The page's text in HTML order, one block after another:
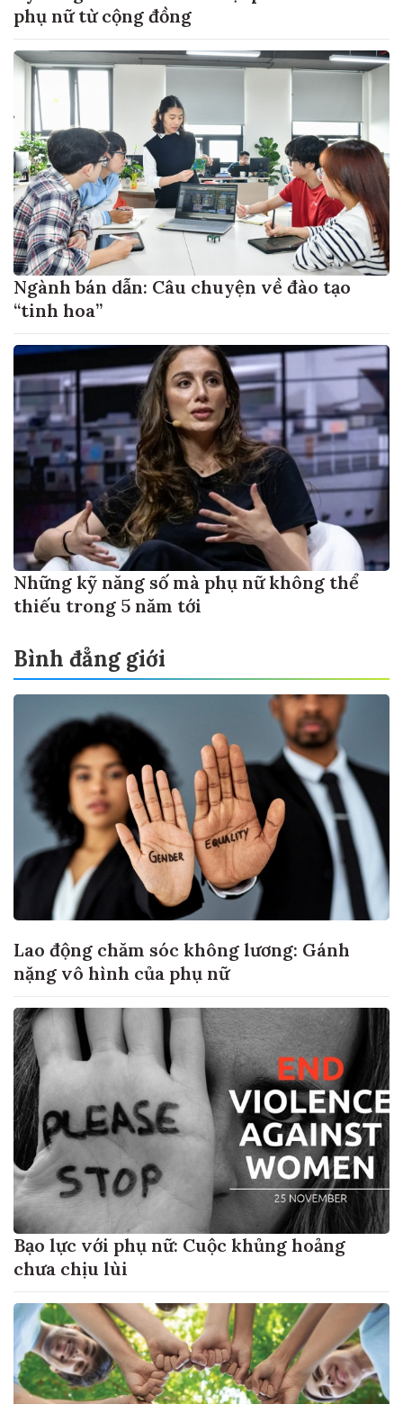
phụ nữ từ cộng đồng
Ngành bán dẫn: Câu chuyện về đào tạo
“tinh hoa”
Những kỹ năng số mà phụ nữ không thể
thiếu trong 5 năm tới
Bình đẳng giới
Lao động chăm sóc không lương: Gánh
nặng vô hình của phụ nữ
Bạo lực với phụ nữ: Cuộc khủng hoảng
chưa chịu lùi